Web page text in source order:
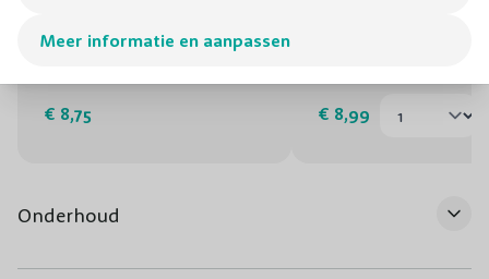
Meer informatie en aanpassen
€ 8,75
€ 8,99
Onderhoud